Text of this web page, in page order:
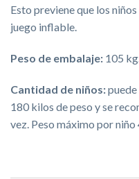
Esto previene que los
juego inflable.
Peso de embalaje: 105
Cantidad de niños:
180 kilos de peso y se
vez. Peso máximo por niño